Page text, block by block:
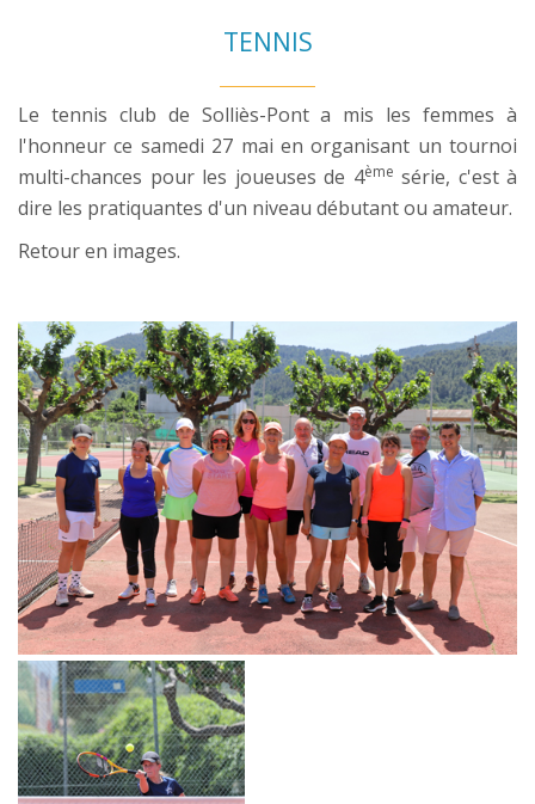
TENNIS
Le tennis club de Solliès-Pont a mis les femmes à
l'honneur ce samedi 27 mai en organisant un tournoi
multi-chances pour les joueuses de 4ème série, c'est à
dire les pratiquantes d'un niveau débutant ou amateur.
Retour en images.